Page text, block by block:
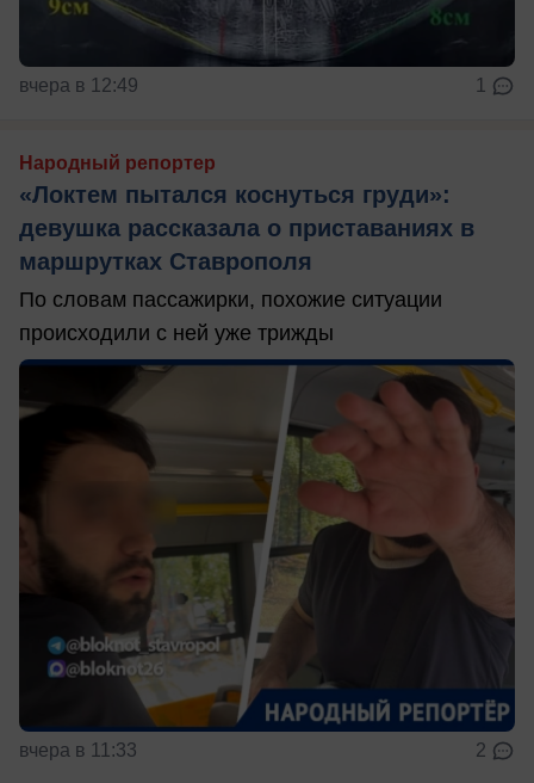
вчера в 12:49 1
Народный репортер
«Локтем пытался коснуться груди»:
девушка рассказала о приставаниях в
маршрутках Ставрополя
По словам пассажирки, похожие ситуации
происходили с ней уже трижды
вчера в 11:33 2